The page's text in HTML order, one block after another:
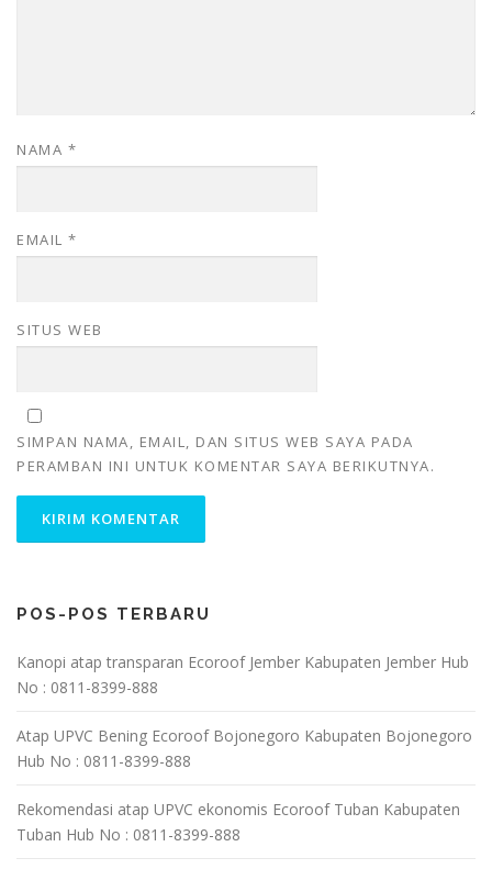
NAMA *
EMAIL *
SITUS WEB
SIMPAN NAMA, EMAIL, DAN SITUS WEB SAYA PADA
PERAMBAN INI UNTUK KOMENTAR SAYA BERIKUTNYA.
POS-POS TERBARU
Kanopi atap transparan Ecoroof Jember Kabupaten Jember Hub
No : 0811-8399-888
Atap UPVC Bening Ecoroof Bojonegoro Kabupaten Bojonegoro
Hub No : 0811-8399-888
Rekomendasi atap UPVC ekonomis Ecoroof Tuban Kabupaten
Tuban Hub No : 0811-8399-888